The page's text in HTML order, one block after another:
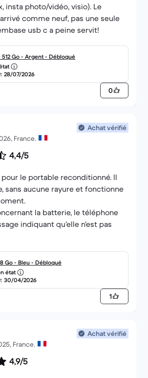
insta photo/vidéo, visio). Le
comme neuf, pas une seule
usb c a peine servit!
512 Go - Argent - Débloqué
28/07/2026
0
Achat vérifié
France.
4,4/5
pour le portable reconditionné. Il
sans aucune rayure et fonctionne
la batterie, le téléphone
indiquant qu’elle n’est pas
Go - Bleu - Débloqué
état
30/04/2026
1
Achat vérifié
France.
4,9/5